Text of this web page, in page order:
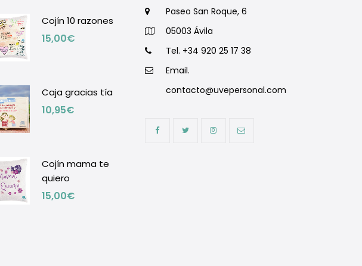
Cojín 10 razones
15,00€
Caja gracias tía
10,95€
Cojín mama te
quiero
15,00€
Paseo San Roque, 6
05003 Ávila
Tel. +34 920 25 17 38
Email.
contacto@uvepersonal.com